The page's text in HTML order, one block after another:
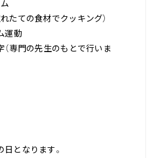
たての食材でクッキング）
運動
（専門の先生のもとで行いま
日となります。